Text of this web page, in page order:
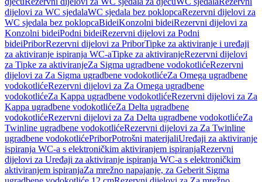
dijelovi za WC sjedalaWC sjedala bez poklopcaRezervni dijelovi za
WC sjedala bez poklopcaBideiKonzolni bideiRezervni dijelovi za
Konzolni bideiPodni bideiRezervni dijelovi za Podni
bideiPriborRezervni dijelovi za PriborTipke za aktiviranje i uređaji
za aktiviranje ispiranja WC-aTipke za aktiviranjeRezervni dijelovi
za Tipke za aktiviranjeZa Sigma ugradbene vodokotlićeRezervni
dijelovi za Za Sigma ugradbene vodokotlićeZa Omega ugradbene
vodokotlićeRezervni dijelovi za Za Omega ugradbene
vodokotlićeZa Kappa ugradbene vodokotlićeRezervni dijelovi za Za
Kappa ugradbene vodokotlićeZa Delta ugradbene
vodokotlićeRezervni dijelovi za Za Delta ugradbene vodokotlićeZa
Twinline ugradbene vodokotlićeRezervni dijelovi za Za Twinline
ugradbene vodokotlićePriborPotrošni materijaliUređaji za aktiviranje
ispiranja WC-a s elektroničkim aktiviranjem ispiranjaRezervni
dijelovi za Uređaji za aktiviranje ispiranja WC-a s elektroničkim
aktiviranjem ispiranjaZa mrežno napajanje, za Geberit Sigma